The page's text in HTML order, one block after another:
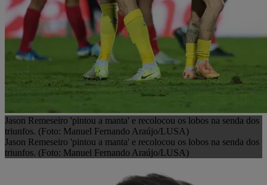
Jason Remeseiro 'pintou a manta' e recolocou os lobos na senda dos
triunfos. (Foto: Manuel Fernando Araújo/LUSA)
Jason Remeseiro 'pintou a manta' e recolocou os lobos na senda dos
triunfos. (Foto: Manuel Fernando Araújo/LUSA)